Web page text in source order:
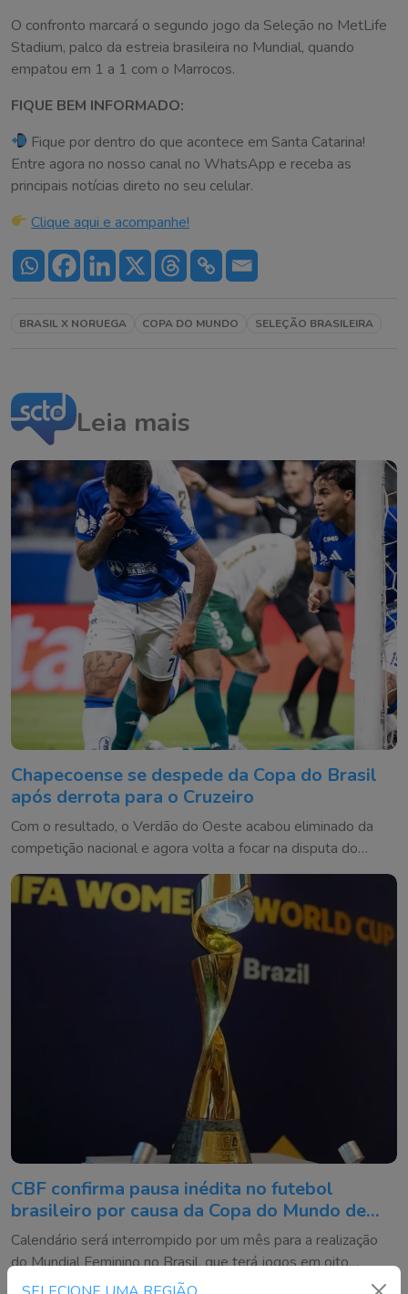
O confronto marcará o segundo jogo da Seleção no MetLife
Stadium, palco da estreia brasileira no Mundial, quando
empatou em 1 a 1 com o Marrocos.
FIQUE BEM INFORMADO:
Fique por dentro do que acontece em Santa Catarina!
Entre agora no nosso canal no WhatsApp e receba as
principais notícias direto no seu celular.
Clique aqui e acompanhe!
BRASIL X NORUEGA COPA DO MUNDO SELEÇÃO BRASILEIRA
Leia mais
Chapecoense se despede da Copa do Brasil
após derrota para o Cruzeiro
Com o resultado, o Verdão do Oeste acabou eliminado da
competição nacional e agora volta a focar na disputa do
Brasileirão
CBF confirma pausa inédita no futebol
brasileiro por causa da Copa do Mundo de
2027
Calendário será interrompido por um mês para a realização
do Mundial Feminino no Brasil, que terá jogos em oito
cidades